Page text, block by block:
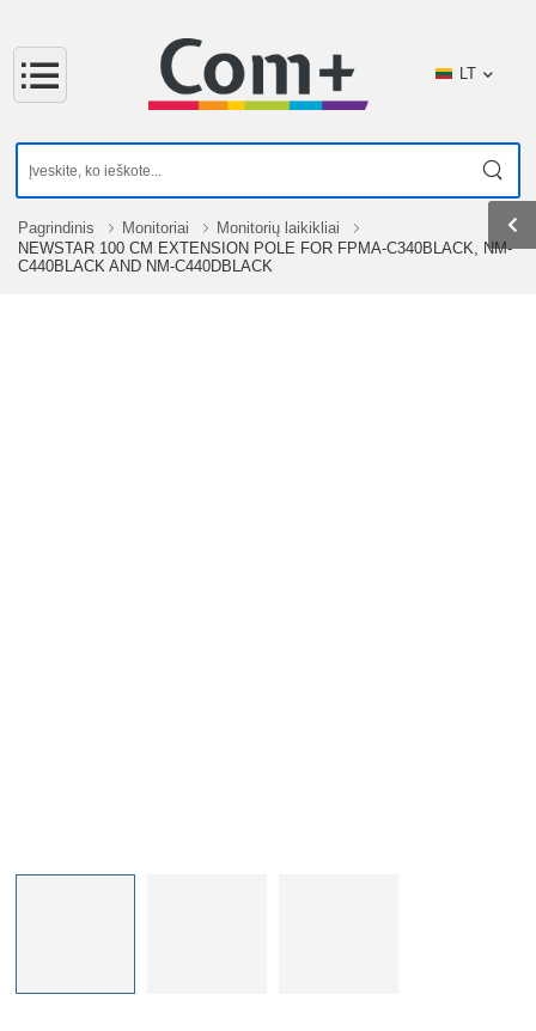
LT
Pagrindinis Monitoriai
Monitorių laikikliai
NEWSTAR 100 CM EXTENSION POLE FOR FPMA-C340BLACK, NM-
C440BLACK AND NM-C440DBLACK